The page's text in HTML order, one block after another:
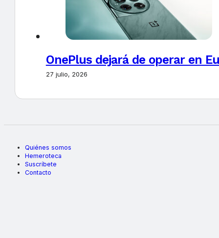
OnePlus dejará de operar en
27 julio, 2026
Quiénes somos
Hemeroteca
Suscríbete
Contacto